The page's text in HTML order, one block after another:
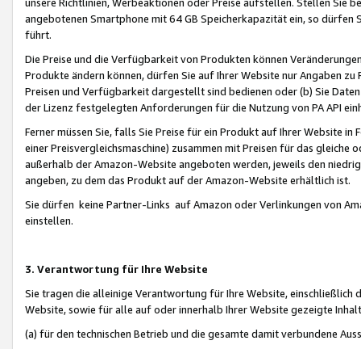
angebotenen Smartphone mit 64 GB Speicherkapazität ein, so dürfen
führt.
Die Preise und die Verfügbarkeit von Produkten können
Produkte ändern können, dürfen Sie auf Ihrer Website nur Angaben
Preisen und Verfügbarkeit dargestellt sind bedienen oder (b) Sie
der Lizenz festgelegten Anforderungen für die Nutzung von PA API
Ferner müssen Sie, falls Sie Preise für ein Produkt auf Ihrer Website
einer Preisvergleichsmaschine) zusammen mit Preisen für das
außerhalb der Amazon-Website angeboten werden, jeweils den
angeben, zu dem das Produkt auf der Amazon-Website erhältlich ist.
Sie dürfen keine Partner-Links auf Amazon oder Verlinkungen von
einstellen.
3. Verantwortung für Ihre Website
Sie tragen die alleinige Verantwortung für Ihre Website,
Website, sowie für alle auf oder innerhalb Ihrer Website gezeigte
(a) für den technischen Betrieb und die gesamte damit verbundene